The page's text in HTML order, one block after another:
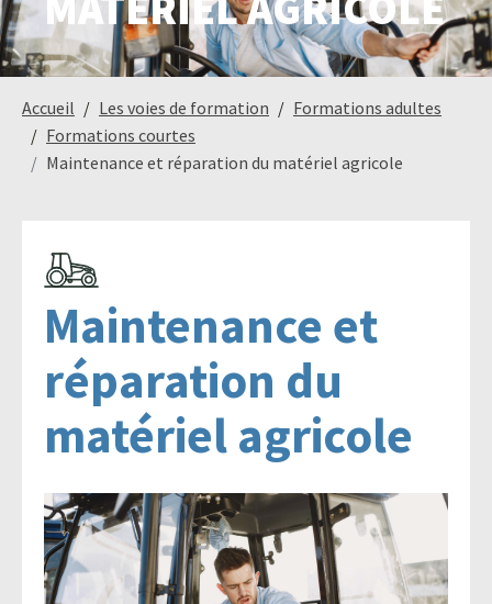
jardins
Commerce
sa
voie
Accueil Les voies de formation
Formations adultes
Formations courtes
Maintenance et réparation du matériel agricole
Maintenance et
réparation du
matériel agricole